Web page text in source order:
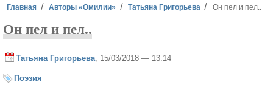
Вы здесь
Главная Авторы «Омилии» Татьяна Григорьева Он пел и пел..
Он пел и пел..
Татьяна Григорьева , 15/03/2018 — 13:14
Поэзия